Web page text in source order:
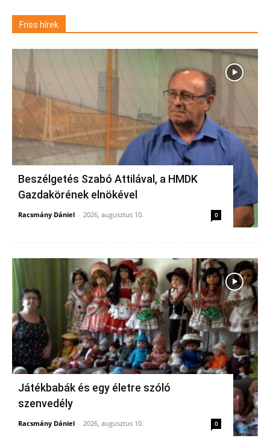
Friss hírek
Beszélgetés Szabó Attilával, a HMDK
Gazdakörének elnökével
Racsmány Dániel - 2026, augusztus 10. 0
Játékbabák és egy életre szóló
szenvedély
Racsmány Dániel - 2026, augusztus 10. 0